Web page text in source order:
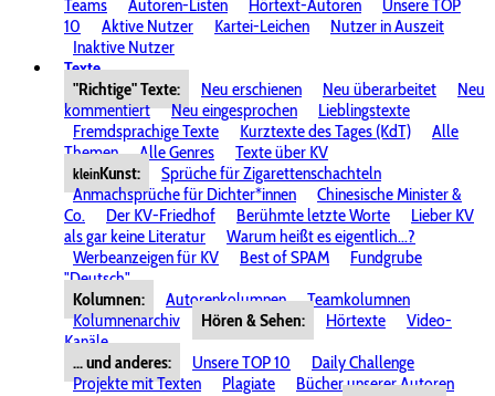
Teams
Autoren-Listen Hörtext-Autoren
Unsere TOP
10
Aktive Nutzer Kartei-Leichen
Nutzer in Auszeit
Inaktive Nutzer
Texte
"Richtige" Texte:
Neu erschienen Neu überarbeitet
Neu
kommentiert
Neu eingesprochen
Lieblingstexte
Fremdsprachige Texte
Kurztexte des Tages (KdT)
Alle
Themen
Alle Genres Texte über KV
kleinKunst:
Sprüche für Zigarettenschachteln
Anmachsprüche für Dichter*innen
Chinesische Minister &
Co.
Der KV-Friedhof Berühmte letzte Worte
Lieber KV
als gar keine Literatur
Warum heißt es eigentlich...?
Werbeanzeigen für KV
Best of SPAM
Fundgrube
"Deutsch"
Kolumnen:
Autorenkolumnen
Teamkolumnen
Kolumnenarchiv
Hören & Sehen: Hörtexte
Video-
Kanäle
... und anderes:
Unsere TOP 10
Daily Challenge
Projekte mit Texten
Plagiate
Bücher unserer Autoren